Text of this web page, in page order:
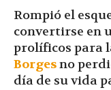
Rompió el
convertirse en
prolíficos para
Borgesno
día de su vida